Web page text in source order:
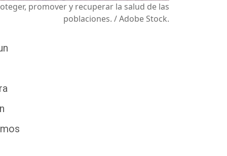
promover y recuperar la salud de las
poblaciones. / Adobe Stock.